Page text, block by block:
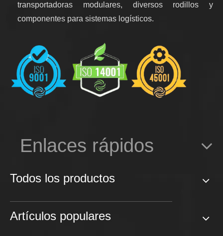
transportadoras modulares, diversos rodillos y
componentes para sistemas logísticos.
Enlaces rápidos
Todos los productos
Artículos populares